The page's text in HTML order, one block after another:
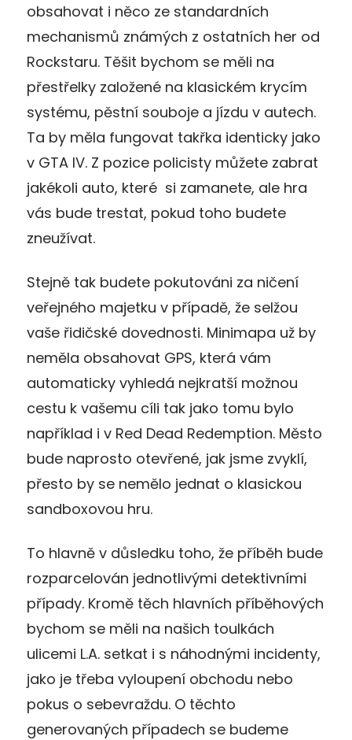
obsahovat i něco ze standardních
mechanismů známých z ostatních her od
Rockstaru. Těšit bychom se měli na
přestřelky založené na klasickém krycím
systému, pěstní souboje a jízdu v autech.
Ta by měla fungovat takřka identicky jako
v GTA IV. Z pozice policisty můžete zabrat
jakékoli auto, které si zamanete, ale hra
vás bude trestat, pokud toho budete
zneužívat.
Stejně tak budete pokutováni za ničení
veřejného majetku v případě, že selžou
vaše řidičské dovednosti. Minimapa už by
neměla obsahovat GPS, která vám
automaticky vyhledá nejkratší možnou
cestu k vašemu cíli tak jako tomu bylo
například i v Red Dead Redemption. Město
bude naprosto otevřené, jak jsme zvyklí,
přesto by se nemělo jednat o klasickou
sandboxovou hru.
To hlavně v důsledku toho, že příběh bude
rozparcelován jednotlivými detektivními
případy. Kromě těch hlavních příběhových
bychom se měli na našich toulkách
ulicemi L.A. setkat i s náhodnými incidenty,
jako je třeba vyloupení obchodu nebo
pokus o sebevraždu. O těchto
generovaných případech se budeme